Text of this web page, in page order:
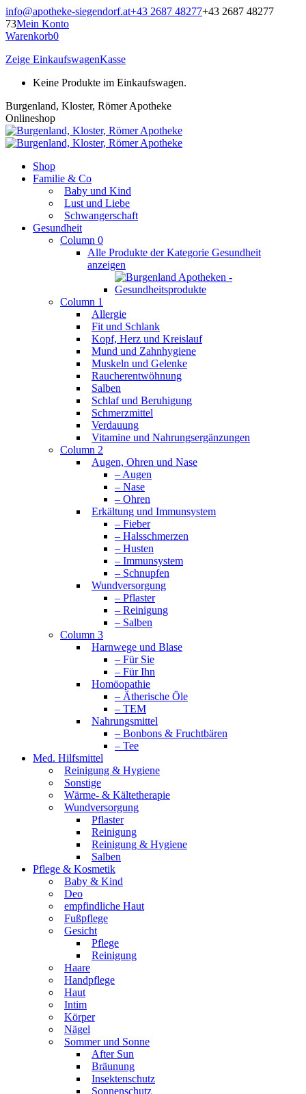
Zum
Inhalt
springen
info@apotheke-siegendorf.at+43 2687 48277+43 2687 48277
73Mein Konto
Warenkorb0
Zeige EinkaufswagenKasse
Keine Produkte im Einkaufswagen.
Burgenland, Kloster, Römer Apotheke
Onlineshop
Shop
Familie & Co
Baby und Kind
Lust und Liebe
Schwangerschaft
Gesundheit
Column 0
Alle Produkte der Kategorie Gesundheit
anzeigen
Column 1
Allergie
Fit und Schlank
Kopf, Herz und Kreislauf
Mund und Zahnhygiene
Muskeln und Gelenke
Raucherentwöhnung
Salben
Schlaf und Beruhigung
Schmerzmittel
Verdauung
Vitamine und Nahrungsergänzungen
Column 2
Augen, Ohren und Nase
– Augen
– Nase
– Ohren
Erkältung und Immunsystem
– Fieber
– Halsschmerzen
– Husten
– Immunsystem
– Schnupfen
Wundversorgung
– Pflaster
– Reinigung
– Salben
Column 3
Harnwege und Blase
– Für Sie
– Für Ihn
Homöopathie
– Ätherische Öle
– TEM
Nahrungsmittel
– Bonbons & Fruchtbären
– Tee
Med. Hilfsmittel
Reinigung & Hygiene
Sonstige
Wärme- & Kältetherapie
Wundversorgung
Pflaster
Reinigung
Reinigung & Hygiene
Salben
Pflege & Kosmetik
Baby & Kind
Deo
empfindliche Haut
Fußpflege
Gesicht
Pflege
Reinigung
Haare
Handpflege
Haut
Intim
Körper
Nägel
Sommer und Sonne
After Sun
Bräunung
Insektenschutz
Sonnenschutz